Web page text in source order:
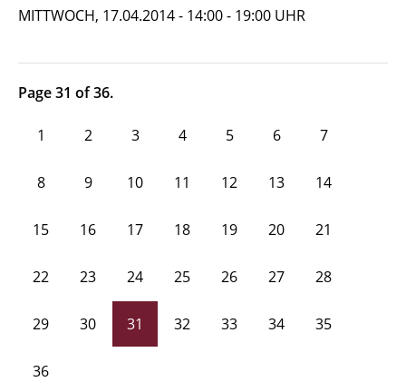
MITTWOCH, 17.04.2014 - 14:00 - 19:00 UHR
Page 31 of 36.
1 2 3 4 5 6 7
8 9 10 11 12 13 14
15 16 17 18 19 20 21
22 23 24 25 26 27 28
29 30 31 32 33 34 35
36